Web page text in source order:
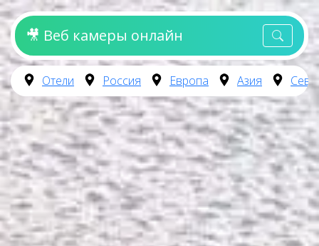
🎥 Веб камеры онлайн
Отели Россия Европа Азия